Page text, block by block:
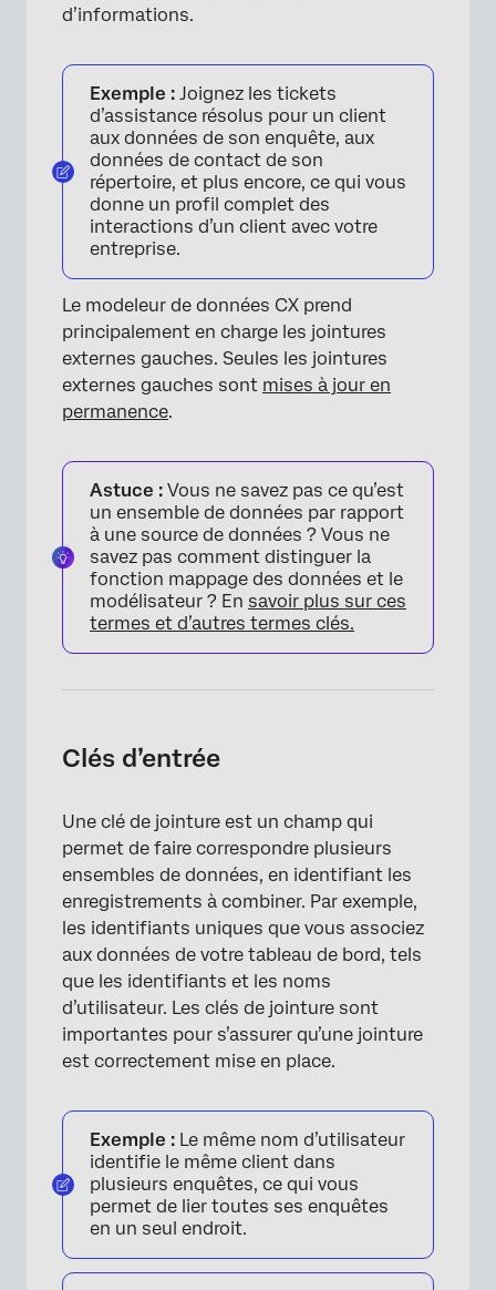
FAQs
d’informations.
Exemple : Joignez les tickets
d’assistance résolus pour un client
aux données de son enquête, aux
données de contact de son
répertoire, et plus encore, ce qui vous
donne un profil complet des
interactions d’un client avec votre
entreprise.
Le modeleur de données CX prend
principalement en charge les jointures
externes gauches. Seules les jointures
externes gauches sont mises à jour en
permanence.
Astuce : Vous ne savez pas ce qu’est
un ensemble de données par rapport
à une source de données ? Vous ne
savez pas comment distinguer la
fonction mappage des données et le
modélisateur ? En savoir plus sur ces
termes et d’autres termes clés.
Clés d’entrée
Une clé de jointure est un champ qui
permet de faire correspondre plusieurs
ensembles de données, en identifiant les
enregistrements à combiner. Par exemple,
les identifiants uniques que vous associez
aux données de votre tableau de bord, tels
que les identifiants et les noms
d’utilisateur. Les clés de jointure sont
importantes pour s’assurer qu’une jointure
est correctement mise en place.
Exemple : Le même nom d’utilisateur
identifie le même client dans
plusieurs enquêtes, ce qui vous
permet de lier toutes ses enquêtes
en un seul endroit.